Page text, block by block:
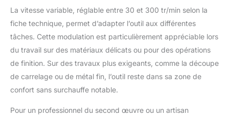
plaque de plâtre, PVC
et une lame titanium
44*55 mm pour bois
avec clous, plaque de
plâtre, PVC
ROBUSTESSE
GARANTIE : Depuis
plus de 90 ans,
DEWALT conçoit,
commercialise des
La vitesse variable, réglable entre 30 et 300 tr/min selon la
fiche technique, permet d’adapter l’outil aux différentes
tâches. Cette modulation est particulièrement appréciable lors
du travail sur des matériaux délicats ou pour des opérations
de finition. Sur des travaux plus exigeants, comme la découpe
de carrelage ou de métal fin, l’outil reste dans sa zone de
confort sans surchauffe notable.
Pour un professionnel du second œuvre ou un artisan